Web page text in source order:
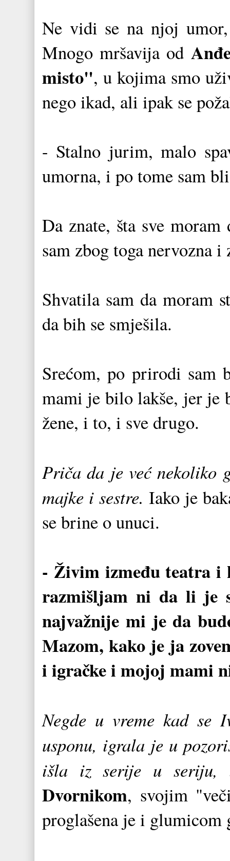
Ne vidi se na njoj
Mnogo mršavija od
misto", u kojima smo
nego ikad, ali ipak se
- Stalno jurim, malo
umorna, i po tome sam
Da znate, šta sve
sam zbog toga nervozna
Shvatila sam da moram
da bih se smješila.
Srećom, po prirodi sam
mami je bilo lakše, jer je
žene, i to, i sve drugo.
Priča da je već nekoliko
majke i sestre. Iako je
se brine o unuci.
- Živim između teatra i
razmišljam ni da li je
najvažnije mi je da
Mazom, kako je ja
i igračke i mojoj mami
Negde u vreme kad se
usponu, igrala je u
išla iz serije u
Dvornikom, svojim
proglašena je i